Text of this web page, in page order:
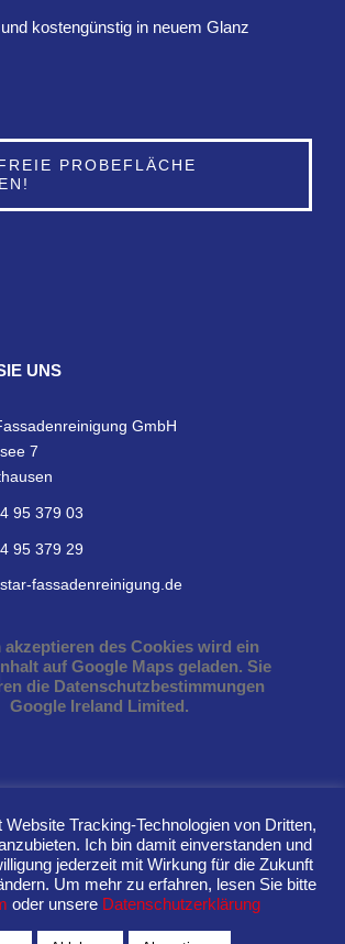
kostengünstig in neuem Glanz
PROBEFLÄCHE
UNS
GmbH
7
95 379 03
95 379 29
fassadenreinigung.de
akzeptieren des Cookies wird ein
auf Google Maps geladen. Sie
die Datenschutzbestimmungen
Google Ireland Limited.
Fassadenreinigung GmbH 2022
Datenschutz |Abschlusserklärung|Cookie-
Website Tracking-Technologien von Dritten,
Ich bin damit einverstanden und
jederzeit mit Wirkung für die Zukunft
Um mehr zu erfahren, lesen Sie bitte
oder unsere Datenschutzerklärung